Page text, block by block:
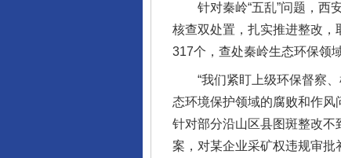
针对秦岭“五乱”问题，西安
核查双处置，扎实推进整改
317个，查处秦岭生态环保领
“我们紧盯上级环保督察、
态环境保护领域的腐败和作
针对部分沿山区县图斑整改不
案，对某企业采矿权违规审批